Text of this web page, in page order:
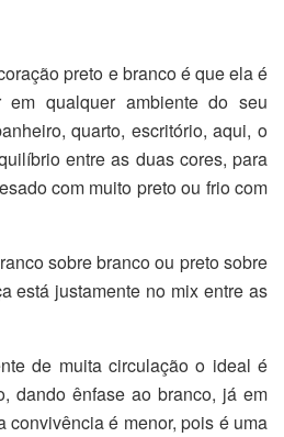
preto e branco é que ela é
qualquer ambiente do seu
quarto, escritório, aqui, o
entre as duas cores, para
com muito preto ou frio com
sobre branco ou preto sobre
está justamente no mix entre as
de muita circulação o ideal é
dando ênfase ao branco, já em
convivência é menor, pois é uma